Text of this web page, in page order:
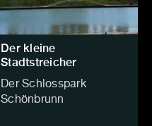
Der kleine
Stadtstreicher
Der Schlosspark
Schönbrunn